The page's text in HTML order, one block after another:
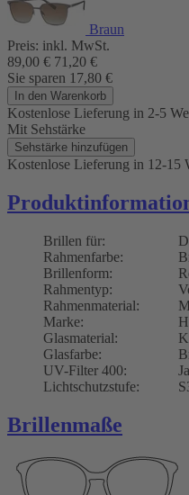
Braun
Preis: inkl. MwSt.
89,00 € 71,20 €
Sie sparen 17,80 €
In den Warenkorb
Kostenlose Lieferung in 2-5
Mit Sehstärke
Sehstärke hinzufügen
Kostenlose Lieferung in 12-15
Brillen für:
Rahmenfarbe:
Brillenform:
Rahmentyp:
Rahmenmaterial:
Marke:
Glasmaterial:
Glasfarbe:
UV-Filter 400:
Ja
Lichtschutzstufe:
Brillenmaße